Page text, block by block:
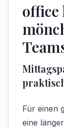
office
Für einen
eine